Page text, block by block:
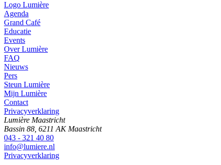
Logo Lumière
Agenda
Grand Café
Educatie
Events
Over Lumière
FAQ
Nieuws
Pers
Steun Lumière
Mijn Lumière
Contact
Privacyverklaring
Lumière Maastricht
Bassin 88, 6211 AK Maastricht
043 - 321 40 80
info@lumiere.nl
Privacyverklaring